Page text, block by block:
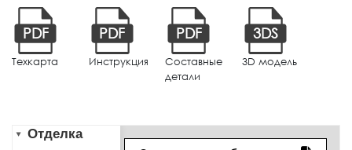
PDF
Техкарта
PDF
Инструкция
PDF
Составные
детали
3DS
3D модель